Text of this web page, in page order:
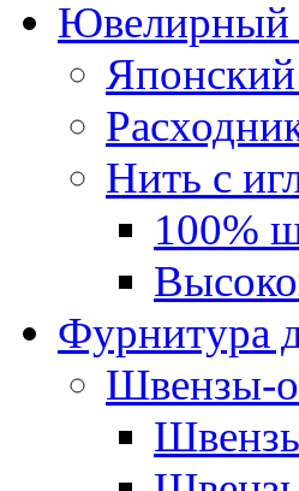
Ювелирный
Нить с
100%
Фурнитура
Швензы-